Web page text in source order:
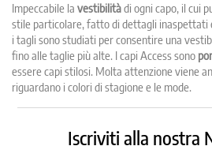
Impeccabile la vestibilitàdi ogni capo, il cui
stile particolare, fatto di dettagli inaspettati
i tagli sono studiati per consentire una
fino alle taglie più alte. I capi Access sono
essere capi stilosi. Molta attenzione viene
riguardano i colori di stagione e le mode.
Iscriviti alla nostra